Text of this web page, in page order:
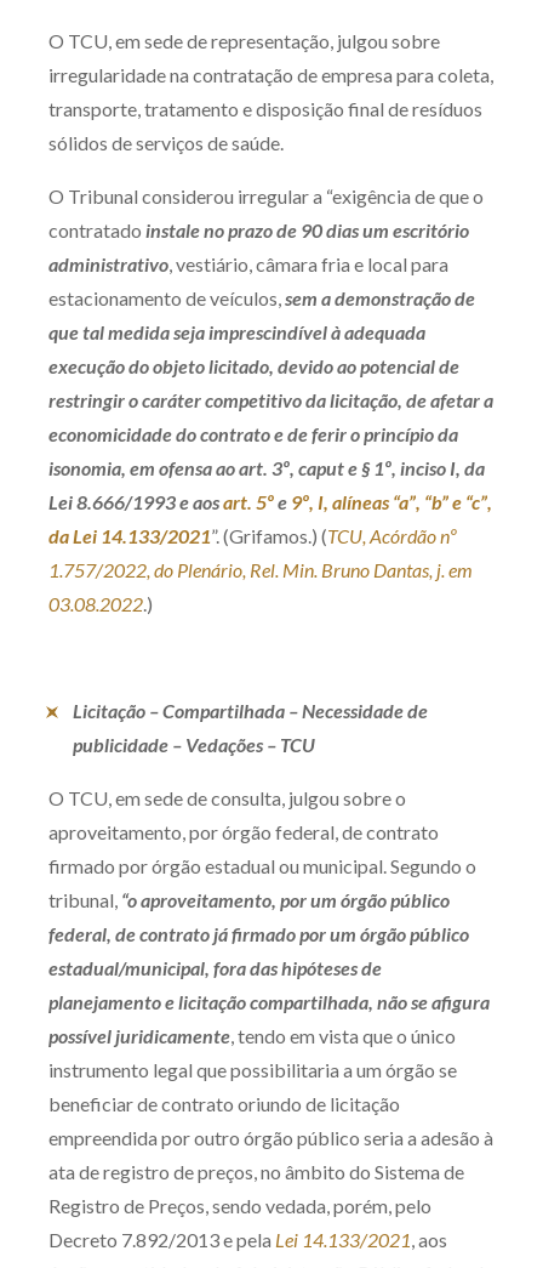
Zênite Play
Orientação por Escrito
Mentoria Zênite
Capacitação
Zênite Online
Eventos presenciais
Zênite in Company
Diferenciais
Receba por RSS
Av. Sete de Setembro, 4698
Batel
Whatsapp (41) 98881-6616
O TCU, em sede de representação, julgou sobre
irregularidade na contratação de empresa para coleta,
transporte, tratamento e disposição final de resíduos
sólidos de serviços de saúde.
O Tribunal considerou irregular a “exigência de que o
contratado instale no prazo de 90 dias um escritório
administrativo, vestiário, câmara fria e local para
estacionamento de veículos,sem a demonstração de
que tal medida seja imprescindível à adequada
execução do objeto licitado, devido ao potencial de
restringir o caráter competitivo da licitação, de afetar a
economicidade do contrato e de ferir o princípio da
isonomia, em ofensa ao art. 3º, capute § 1º, inciso I, da
Lei 8.666/1993 e aosart. 5ºe 9º, I, alíneas “a”, “b” e “c”,
da Lei 14.133/2021”. (Grifamos.) (TCU, Acórdão nº
1.757/2022, do Plenário, Rel. Min. Bruno Dantas, j. em
03.08.2022.)
Licitação – Compartilhada – Necessidade de
publicidade – Vedações – TCU
O TCU, em sede de consulta, julgou sobre o
aproveitamento, por órgão federal, de contrato
firmado por órgão estadual ou municipal. Segundo o
tribunal, “o aproveitamento, por um órgão público
federal, de contrato já firmado por um órgão público
estadual/municipal, fora das hipóteses de
planejamento e licitação compartilhada, não se afigura
possível juridicamente, tendo em vista que o único
instrumento legal que possibilitaria a um órgão se
beneficiar de contrato oriundo de licitação
empreendida por outro órgão público seria a adesão à
ata de registro de preços, no âmbito do Sistema de
Registro de Preços, sendo vedada, porém, pelo
Decreto 7.892/2013 e pela Lei 14.133/2021, aos